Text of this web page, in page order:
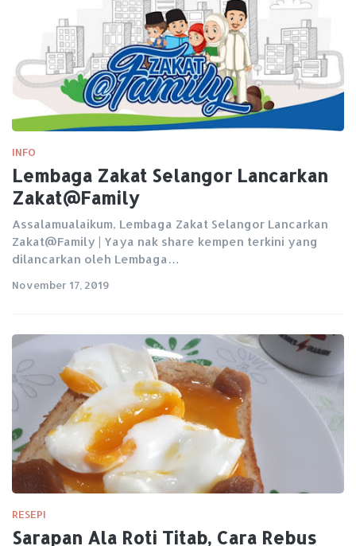
INFO
Lembaga Zakat Selangor Lancarkan
Zakat@Family
Assalamualaikum, Lembaga Zakat Selangor Lancarkan
Zakat@Family | Yaya nak share kempen terkini yang
dilancarkan oleh Lembaga…
November 17, 2019
RESEPI
Sarapan Ala Roti Titab, Cara Rebus